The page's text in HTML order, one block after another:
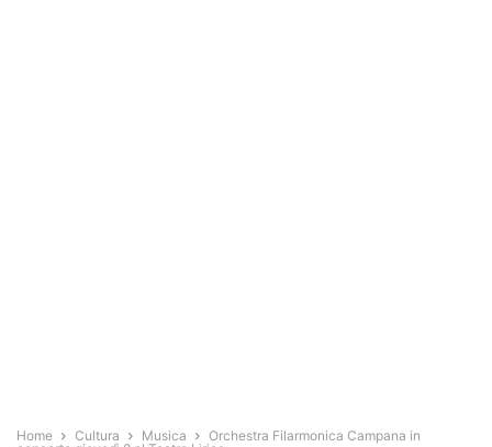
Home Cultura Musica
Orchestra Filarmonica Campana in